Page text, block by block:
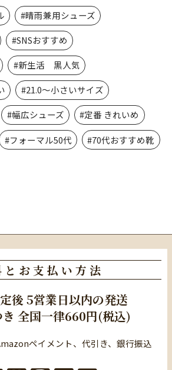
#晴雨兼用シューズ
#SNSおすすめ
#新生活 黒人気
#21.0～小さいサイズ
#幅広シューズ #定番 きれいめ
#フォーマル50代 #70代おすすめ靴
とお支払い方法
後5営業日以内の発送
全国一律660円(税込)
ペイメント、代引き、銀行振込